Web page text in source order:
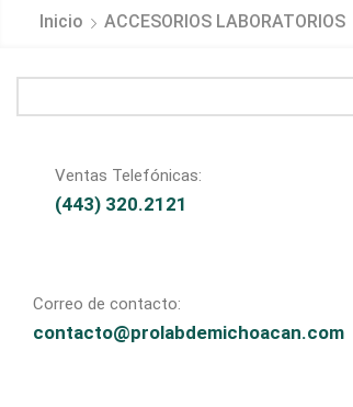
Inicio ACCESORIOS LABORATORIOS
Ventas Telefónicas:
(443) 320.2121
Correo de contacto:
contacto@prolabdemichoacan.com